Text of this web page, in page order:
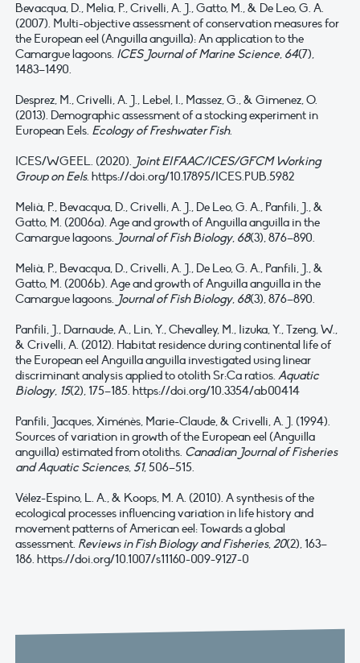
Bevacqua, D., Melia, P., Crivelli, A. J., Gatto, M., & De Leo, G. A.
(2007). Multi-objective assessment of conservation measures for
the European eel (Anguilla anguilla): An application to the
Camargue lagoons. ICES Journal of Marine Science, 64(7),
1483–1490.
Desprez, M., Crivelli, A. J., Lebel, I., Massez, G., & Gimenez, O.
(2013). Demographic assessment of a stocking experiment in
European Eels. Ecology of Freshwater Fish.
ICES/WGEEL. (2020). Joint EIFAAC/ICES/GFCM Working
Group on Eels. https://doi.org/10.17895/ICES.PUB.5982
Melià, P., Bevacqua, D., Crivelli, A. J., De Leo, G. A., Panfili, J., &
Gatto, M. (2006a). Age and growth of Anguilla anguilla in the
Camargue lagoons. Journal of Fish Biology, 68(3), 876–890.
Melià, P., Bevacqua, D., Crivelli, A. J., De Leo, G. A., Panfili, J., &
Gatto, M. (2006b). Age and growth of Anguilla anguilla in the
Camargue lagoons. Journal of Fish Biology, 68(3), 876–890.
Panfili, J., Darnaude, A., Lin, Y., Chevalley, M., Iizuka, Y., Tzeng, W.,
& Crivelli, A. (2012). Habitat residence during continental life of
the European eel Anguilla anguilla investigated using linear
discriminant analysis applied to otolith Sr:Ca ratios. Aquatic
Biology, 15(2), 175–185. https://doi.org/10.3354/ab00414
Panfili, Jacques, Ximénès, Marie-Claude, & Crivelli, A. J. (1994).
Sources of variation in growth of the European eel (Anguilla
anguilla) estimated from otoliths. Canadian Journal of Fisheries
and Aquatic Sciences, 51, 506–515.
Vélez-Espino, L. A., & Koops, M. A. (2010). A synthesis of the
ecological processes influencing variation in life history and
movement patterns of American eel: Towards a global
assessment. Reviews in Fish Biology and Fisheries,20(2), 163–
186. https://doi.org/10.1007/s11160-009-9127-0